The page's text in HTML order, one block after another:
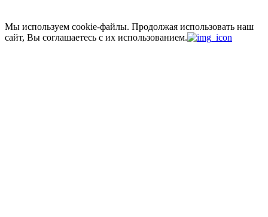
Мы используем cookie-файлы. Продолжая использовать наш
сайт, Вы соглашаетесь с их использованием.